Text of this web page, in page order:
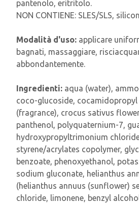
pantenolo, eritritolo.
NON CONTIENE: SLES/SLS,
Modalità d'uso: applicare
bagnati, massaggiare,
abbondantemente.
Ingredienti: aqua (water),
coco-glucoside,
(fragrance), crocus sativus
panthenol, polyquaternium-7,
hydroxypropyltrimonium
styrene/acrylates copolymer,
benzoate, phenoxyethanol,
sodium gluconate, helianthus
(helianthus annuus (sunflower)
chloride, limonene, benzyl